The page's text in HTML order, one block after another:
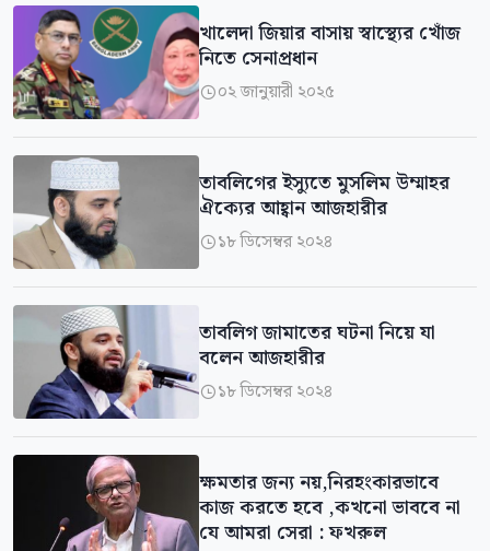
খালেদা জিয়ার বাসায় স্বাস্থ্যের খোঁজ
নিতে সেনাপ্রধান
০২ জানুয়ারী ২০২৫
তাবলিগের ইস্যুতে মুসলিম উম্মাহর
ঐক্যের আহ্বান আজহারীর
১৮ ডিসেম্বর ২০২৪
তাবলিগ জামাতের ঘটনা নিয়ে যা
বলেন আজহারীর
১৮ ডিসেম্বর ২০২৪
ক্ষমতার জন্য নয়,নিরহংকারভাবে
কাজ করতে হবে ,কখনো ভাববে না
যে আমরা সেরা : ফখরুল